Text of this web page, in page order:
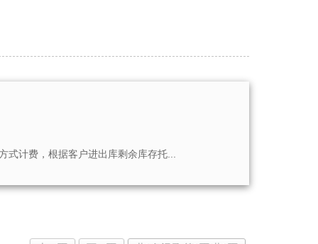
计费，根据客户进出库剩余库存托...